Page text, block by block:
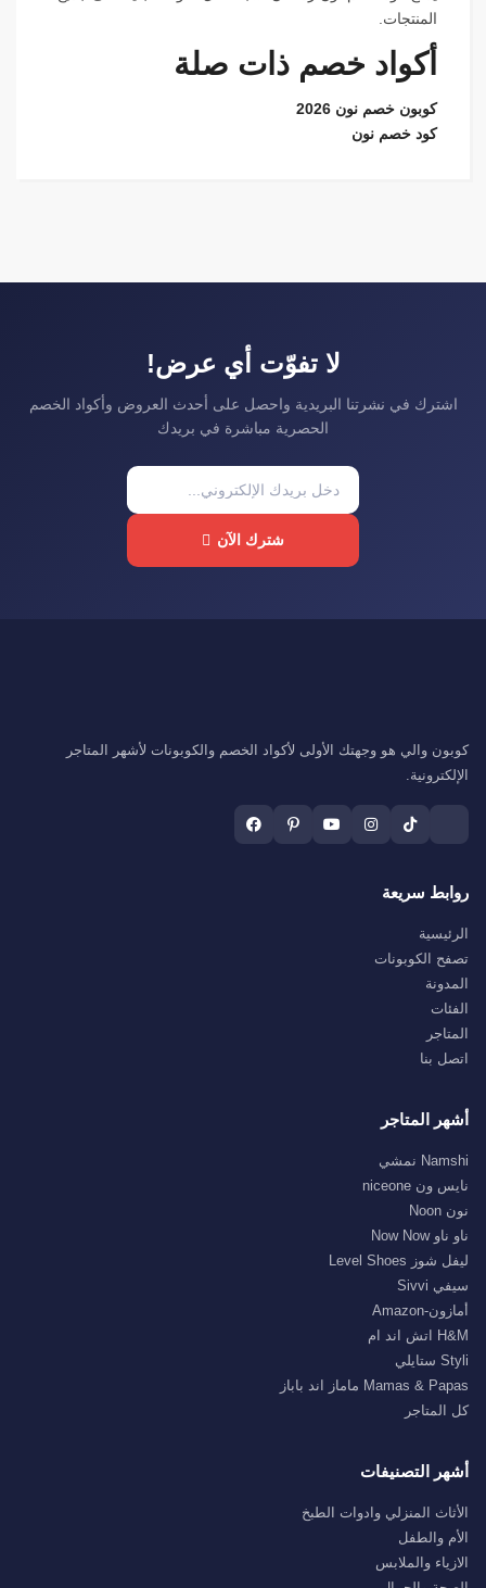
المنتجات.
أكواد خصم ذات صلة
كوبون خصم نون 2026
كود خصم نون
لا تفوّت أي عرض!
اشترك في نشرتنا البريدية واحصل على أحدث العروض وأكواد الخصم
الحصرية مباشرة في بريدك
شترك الآن
كوبون والي هو وجهتك الأولى لأكواد الخصم والكوبونات لأشهر المتاجر
الإلكترونية.
روابط سريعة
الرئيسية
تصفح الكوبونات
المدونة
الفئات
المتاجر
اتصل بنا
أشهر المتاجر
Namshi نمشي
نايس ون niceone
نون Noon
ناو ناو Now Now
ليفل شوز Level Shoes
سيفي Sivvi
أمازون-Amazon
H&M اتش اند ام
Styli ستايلي
Mamas & Papas ماماز اند باباز
كل المتاجر
أشهر التصنيفات
الأثاث المنزلي وادوات الطبخ
الأم والطفل
الازياء والملابس